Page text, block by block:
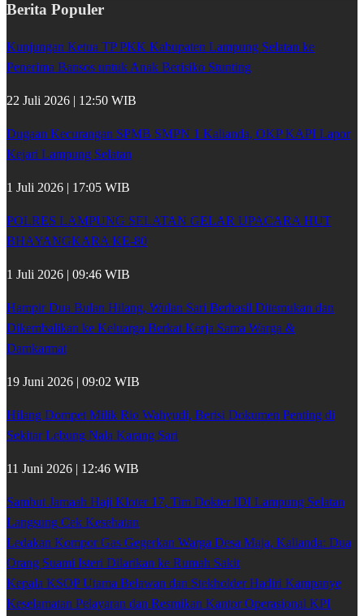
Berita Populer
Kunjungan Ketua TP PKK Kabupaten Lampung Selatan ke
Penerima Bansos untuk Anak Berisiko Stunting
22 Juli 2026 | 12:50 WIB
Dugaan Kecurangan SPMB SMPN 1 Kalianda, OKP KAPI Lapor
Kejari Lampung Selatan
1 Juli 2026 | 17:05 WIB
POLRES LAMPUNG SELATAN GELAR UPACARA HUT
BHAYANGKARA KE-80
1 Juli 2026 | 09:46 WIB
Hampir Dua Bulan Hilang, Wulan Sari Berhasil Ditemukan dan
Dikembalikan ke Keluarga Berkat Kerja Sama Warga &
Damkarmat
19 Juni 2026 | 09:02 WIB
Hilang Dompet Milik Rio Wahyudi, Berisi Dokumen Penting di
Sekitar Lebung Nala Karang Sari
11 Juni 2026 | 12:46 WIB
Sambut Jamaah Haji Kloter 17, Tim Dokter IDI Lampung Selatan
Langsung Cek Kesehatan
Ledakan Kompor Gas Gegerkan Warga Desa Maja, Kalianda: Dua
Orang Suami Isteri Dilarikan ke Rumah Sakit
Kepala KSOP Utama Belawan dan Stekholder Hadiri Kampanye
Keselamatan Pelayaran dan Resmikan Kantor Operasional KPI